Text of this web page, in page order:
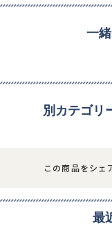
一
別カテゴリ
この商品をシェ
最